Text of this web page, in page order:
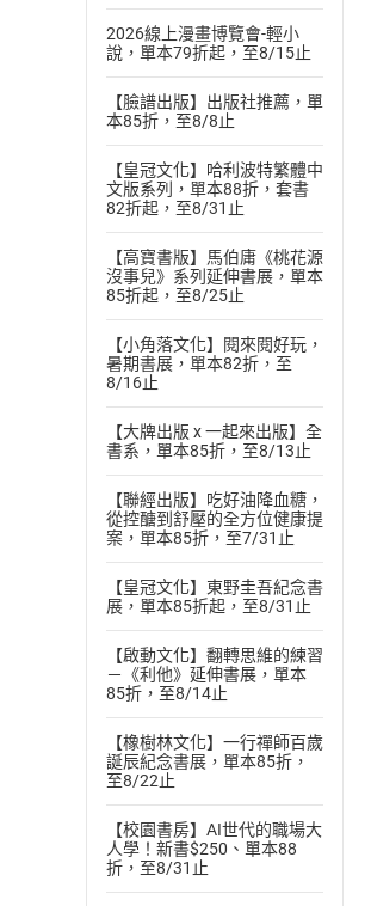
2026線上漫畫博覽會-輕小
說，單本79折起，至8/15止
【臉譜出版】出版社推薦，單
本85折，至8/8止
【皇冠文化】哈利波特繁體中
文版系列，單本88折，套書
82折起，至8/31止
【高寶書版】馬伯庸《桃花源
沒事兒》系列延伸書展，單本
85折起，至8/25止
【小角落文化】閱來閱好玩，
暑期書展，單本82折，至
8/16止
【大牌出版 x 一起來出版】全
書系，單本85折，至8/13止
【聯經出版】吃好油降血糖，
從控醣到舒壓的全方位健康提
案，單本85折，至7/31止
【皇冠文化】東野圭吾紀念書
展，單本85折起，至8/31止
【啟動文化】翻轉思維的練習
－《利他》延伸書展，單本
85折，至8/14止
【橡樹林文化】一行禪師百歲
誕辰紀念書展，單本85折，
至8/22止
【校園書房】AI世代的職場大
人學！新書$250、單本88
折，至8/31止